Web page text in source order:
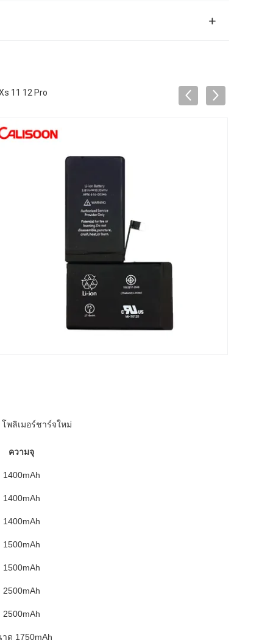
11 12 Pro
พลิเมอร์ชาร์จใหม่
ความจุ
1400mAh
1400mAh
1400mAh
1500mAh
1500mAh
2500mAh
2500mAh
ด 1750mAh